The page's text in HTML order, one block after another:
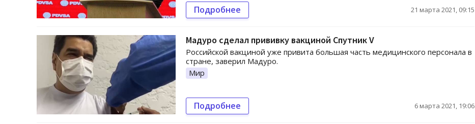
Подробнее 21 марта 2021, 09:15
Мадуро сделал прививку вакциной Спутник V
Российской вакциной уже привита большая часть медицинского персонала в
стране, заверил Мадуро.
Мир
Подробнее 6 марта 2021, 19:06